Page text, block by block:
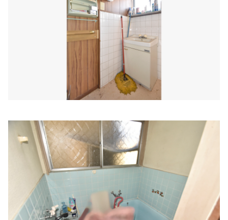
兵庫県姫路市東延末５丁目８６
なかむら内科クリニック
兵庫県姫路市南今宿３−１ マップで見る
姫路市の内科 もりたファミリークリニック
兵庫県姫路市北条宮の町２２１ マップで見る
にしあんクリニック内科外科
井上内科医院
住所: 兵庫県姫路市博労町７７ マップで見る
松島クリニック
兵庫県姫路市岩端町 マップで見る
おがさ内科
住所: 兵庫県姫路市飾磨区加茂南８２４−１４ マップで見る